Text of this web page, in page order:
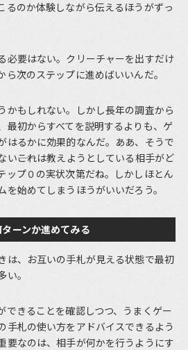
るのか体験しながら伝えるほうがずっ
必要はない。クリーチャーを出すだけ
次のステップに進めばいいんだ。
かもしれない。しかし長年の調査から
最初からすべてを説明するよりも、ゲ
はるかに効果的なんだ。ああ、そうで
――これは教えようとしている相手がど
ップ０の実状次第だね。しかしほとん
を始めてしまうほうがいいだろう。
ーンか進めてみる
は、お互いの手札が見える状態で最初
。
きることを確認しつつ、うまくゲー
手札の使い方をアドバイスできるよう
要なのは、相手が何かを行うようにす